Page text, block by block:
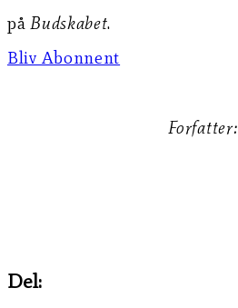
påBudskabet.
Bliv Abonnent
Forfatter:
Del: